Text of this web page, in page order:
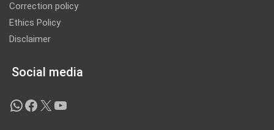
Correction policy
Ethics Policy
Disclaimer
Social media
WhatsApp
Facebook
X YouTube